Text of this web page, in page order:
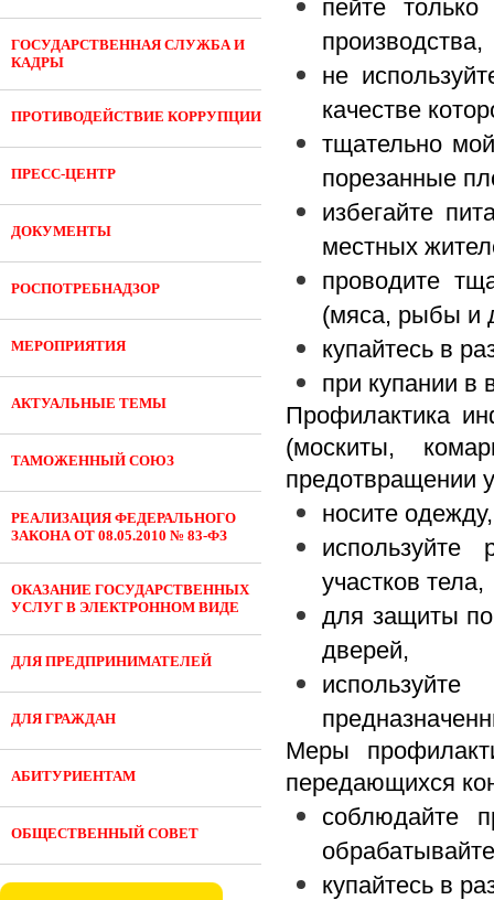
ГОСУДАРСТВЕННАЯ СЛУЖБА И
КАДРЫ
ПРОТИВОДЕЙСТВИЕ КОРРУПЦИИ
ПРЕСС-ЦЕНТР
ДОКУМЕНТЫ
РОСПОТРЕБНАДЗОР
МЕРОПРИЯТИЯ
АКТУАЛЬНЫЕ ТЕМЫ
ТАМОЖЕННЫЙ СОЮЗ
РЕАЛИЗАЦИЯ ФЕДЕРАЛЬНОГО
ЗАКОНА ОТ 08.05.2010 № 83-ФЗ
ОКАЗАНИЕ ГОСУДАРСТВЕННЫХ
УСЛУГ В ЭЛЕКТРОННОМ ВИДЕ
ДЛЯ ПРЕДПРИНИМАТЕЛЕЙ
ДЛЯ ГРАЖДАН
АБИТУРИЕНТАМ
ОБЩЕСТВЕННЫЙ СОВЕТ
пейте
производства,
не
качестве
тщательно
порезанные
избегайте
местных
проводите
(мяса, рыбы и
купайтесь в
при купании в
Профилактика
(москиты,
предотвращении
носите
участков тела,
для защиты
дверей,
Меры
передающихся
соблюдайте
купайтесь в